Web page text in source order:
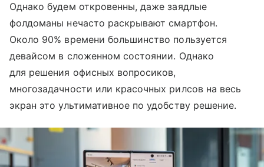
Однако будем откровенны, даже заядлые
фолдоманы нечасто раскрывают смартфон.
Около 90% времени большинство пользуется
девайсом в сложенном состоянии. Однако
для решения офисных вопросиков,
многозадачности или красочных рилсов на весь
экран это ультимативное по удобству решение.